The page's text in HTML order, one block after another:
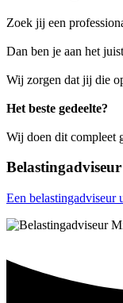
Zoek jij een
Dan ben je aan het
Wij zorgen dat jij die
Het beste gedeelte?
Wij doen dit compleet
Een